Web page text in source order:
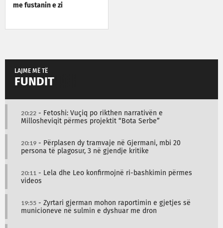
me fustanin e zi
LAJME MË TË
FUNDIT
20:22 - Fetoshi: Vuçiq po rikthen narrativën e
Millosheviqit përmes projektit “Bota Serbe”
20:19 - Përplasen dy tramvaje në Gjermani, mbi 20
persona të plagosur, 3 në gjendje kritike
20:11 - Lela dhe Leo konfirmojnë ri-bashkimin përmes
videos
19:55 - Zyrtari gjerman mohon raportimin e gjetjes së
municioneve në sulmin e dyshuar me dron